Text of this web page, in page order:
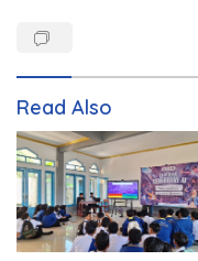
Read Also